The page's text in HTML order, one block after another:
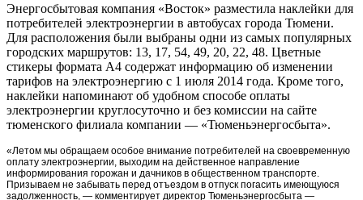
Энергосбытовая компания «Восток» разместила наклейки для
потребителей электроэнергии в автобусах города Тюмени.
Для расположения были выбраны одни из самых популярных
городских маршрутов: 13, 17, 54, 49, 20, 22, 48. Цветные
стикеры формата А4 содержат информацию об изменении
тарифов на электроэнергию с 1 июля 2014 года. Кроме того,
наклейки напоминают об удобном способе оплаты
электроэнергии круглосуточно и без комиссии на сайте
тюменского филиала компании — «Тюменьэнергосбыта».
«Летом мы обращаем особое внимание потребителей на своевременную
оплату электроэнергии, выходим на действенное направление
информирования горожан и дачников в общественном транспорте.
Призываем не забывать перед отъездом в отпуск погасить имеющуюся
задолженность, — комментирует директор Тюменьэнергосбыта —